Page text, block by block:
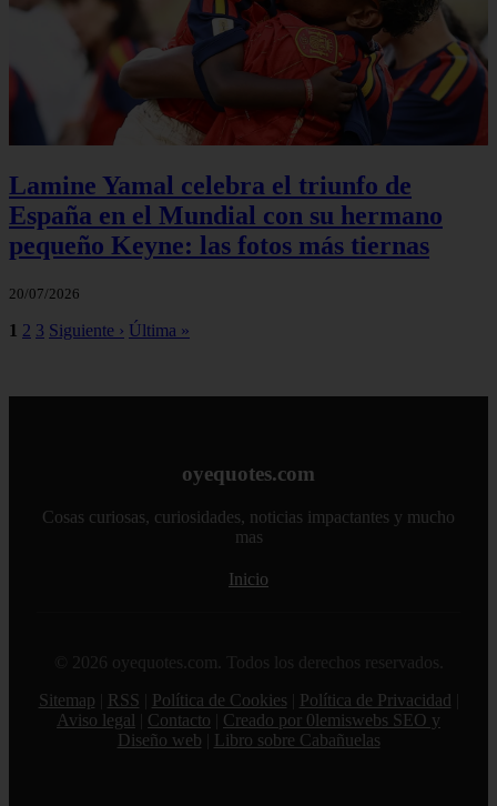
Lamine Yamal celebra el triunfo de
España en el Mundial con su hermano
pequeño Keyne: las fotos más tiernas
20/07/2026
1 2 3 Siguiente › Última »
oyequotes.com
Cosas curiosas, curiosidades, noticias impactantes y mucho
mas
Inicio
© 2026 oyequotes.com. Todos los derechos reservados.
Sitemap
RSS Política de Cookies Política de Privacidad
Aviso legal
Contacto
Creado por 0lemiswebs SEO y
Diseño web
Libro sobre Cabañuelas